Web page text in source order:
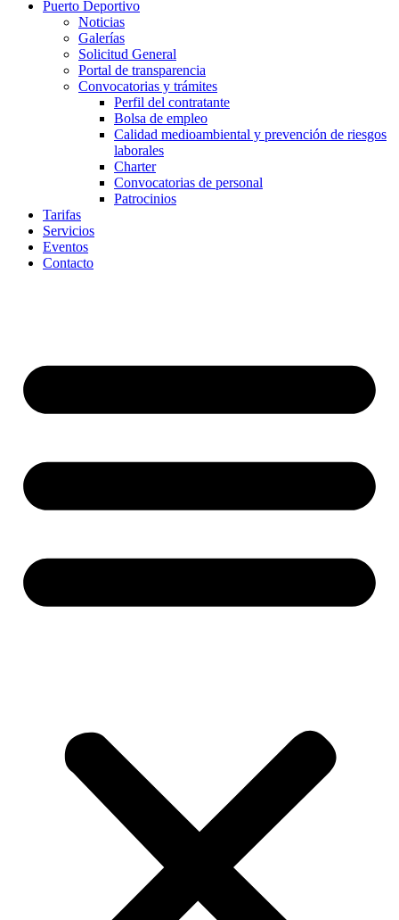
Puerto Deportivo
Noticias
Galerías
Solicitud General
Portal de transparencia
Convocatorias y trámites
Perfil del contratante
Bolsa de empleo
Calidad medioambiental y prevención de riesgos
laborales
Charter
Convocatorias de personal
Patrocinios
Tarifas
Servicios
Eventos
Contacto